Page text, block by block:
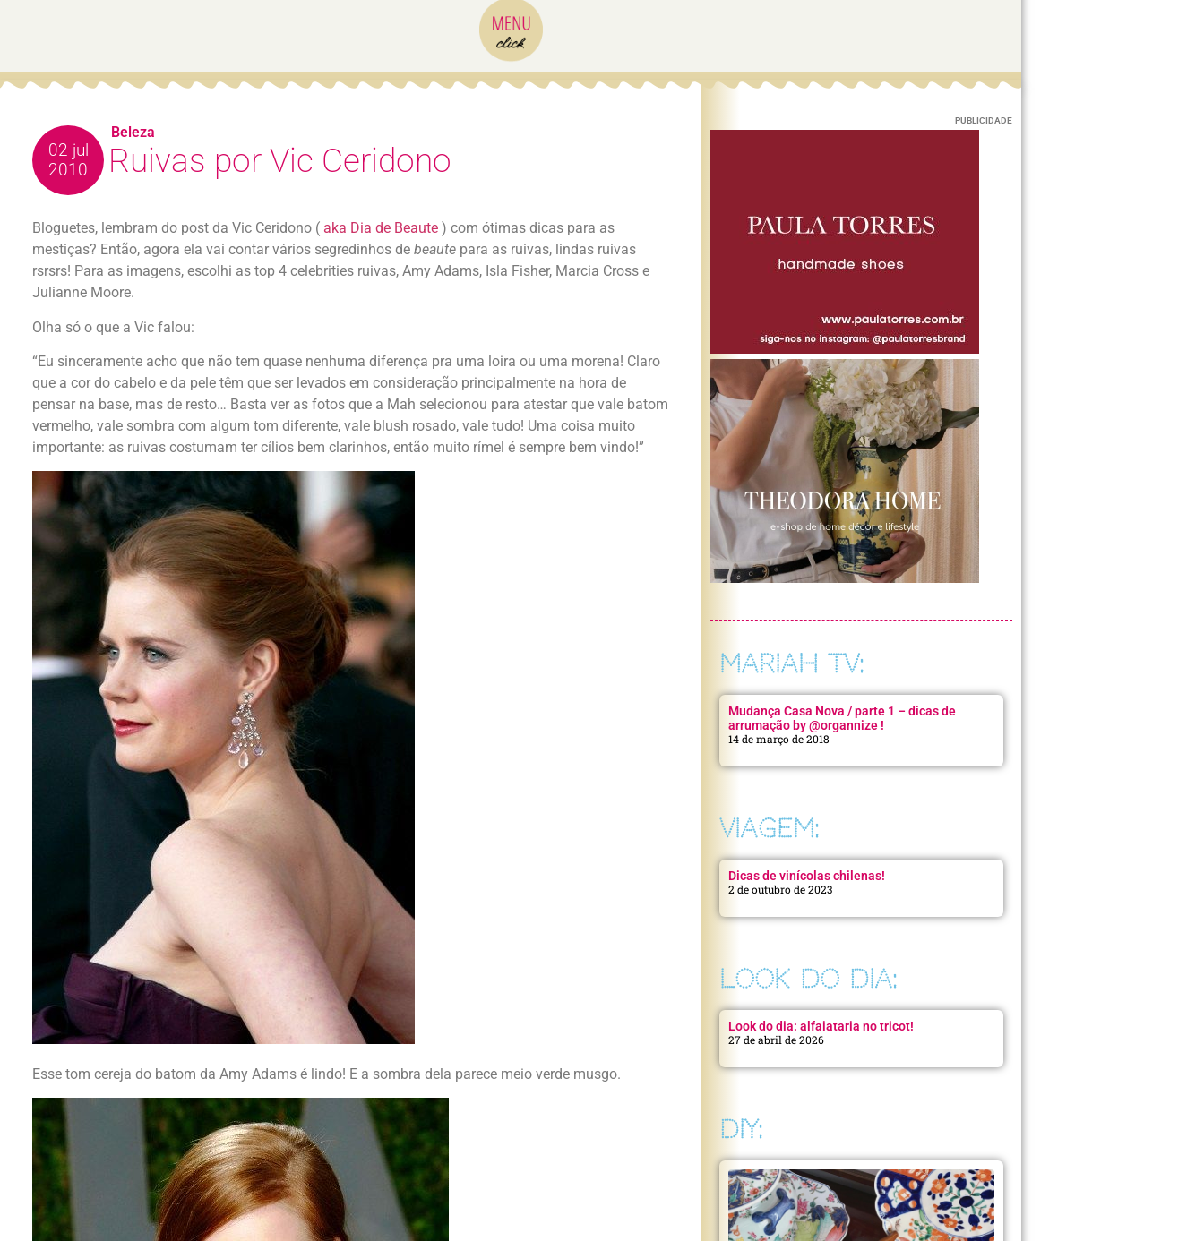
02 jul
2010
Ruivas por Vic Ceridono
Bloguetes, lembram do post da Vic Ceridono ( aka Dia de Beaute ) com ótimas dicas para as
mestiças? Então, agora ela vai contar vários segredinhos de beaute para as ruivas, lindas ruivas
rsrsrs! Para as imagens, escolhi as top 4 celebrities ruivas, Amy Adams, Isla Fisher, Marcia Cross e
Julianne Moore.
Olha só o que a Vic falou:
“Eu sinceramente acho que não tem quase nenhuma diferença pra uma loira ou uma morena! Claro
que a cor do cabelo e da pele têm que ser levados em consideração principalmente na hora de
pensar na base, mas de resto… Basta ver as fotos que a Mah selecionou para atestar que vale batom
vermelho, vale sombra com algum tom diferente, vale blush rosado, vale tudo! Uma coisa muito
importante: as ruivas costumam ter cílios bem clarinhos, então muito rímel é sempre bem vindo!”
Esse tom cereja do batom da Amy Adams é lindo! E a sombra dela parece meio verde musgo.
Beleza
PUBLICIDADE
MARIAH TV:
Mudança Casa Nova / parte 1 – dicas de
arrumação by @organnize !
14 de março de 2018
VIAGEM:
Dicas de vinícolas chilenas!
2 de outubro de 2023
LOOK DO DIA:
Look do dia: alfaiataria no tricot!
27 de abril de 2026
DIY: